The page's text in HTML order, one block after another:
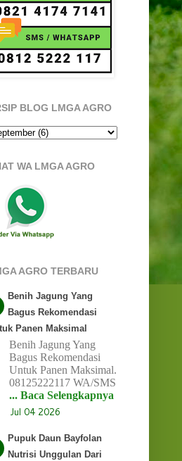
BLOG LMGA AGRO
WA LMGA AGRO
AGRO TERBARU
Benih Jagung Yang
Bagus Rekomendasi
Panen Maksimal
Benih Jagung Yang
Bagus Rekomendasi
Untuk Panen Maksimal.
08125222117 WA/SMS
... Baca Selengkapnya
Jul 04 2026
Pupuk Daun Bayfolan
Nutrisi Unggulan Dari